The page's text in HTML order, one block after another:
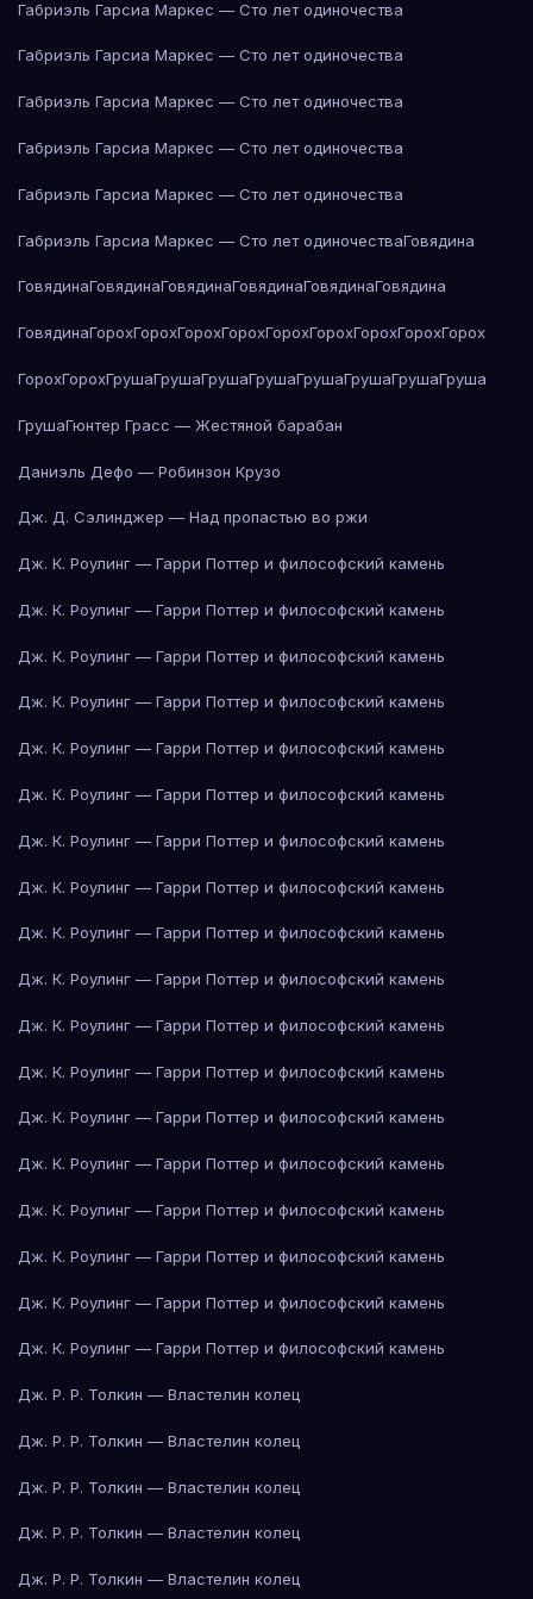
Габриэль Гарсиа Маркес — Сто лет одиночества
Габриэль Гарсиа Маркес — Сто лет одиночества
Габриэль Гарсиа Маркес — Сто лет одиночества
Габриэль Гарсиа Маркес — Сто лет одиночества
Габриэль Гарсиа Маркес — Сто лет одиночества
Габриэль Гарсиа Маркес — Сто лет одиночестваГовядина
ГовядинаГовядинаГовядинаГовядинаГовядинаГовядина
ГовядинаГорохГорохГорохГорохГорохГорохГорохГорохГорох
ГорохГорохГрушаГрушаГрушаГрушаГрушаГрушаГрушаГруша
ГрушаГюнтер Грасс — Жестяной барабан
Даниэль Дефо — Робинзон Крузо
Дж. Д. Сэлинджер — Над пропастью во ржи
Дж. К. Роулинг — Гарри Поттер и философский камень
Дж. К. Роулинг — Гарри Поттер и философский камень
Дж. К. Роулинг — Гарри Поттер и философский камень
Дж. К. Роулинг — Гарри Поттер и философский камень
Дж. К. Роулинг — Гарри Поттер и философский камень
Дж. К. Роулинг — Гарри Поттер и философский камень
Дж. К. Роулинг — Гарри Поттер и философский камень
Дж. К. Роулинг — Гарри Поттер и философский камень
Дж. К. Роулинг — Гарри Поттер и философский камень
Дж. К. Роулинг — Гарри Поттер и философский камень
Дж. К. Роулинг — Гарри Поттер и философский камень
Дж. К. Роулинг — Гарри Поттер и философский камень
Дж. К. Роулинг — Гарри Поттер и философский камень
Дж. К. Роулинг — Гарри Поттер и философский камень
Дж. К. Роулинг — Гарри Поттер и философский камень
Дж. К. Роулинг — Гарри Поттер и философский камень
Дж. К. Роулинг — Гарри Поттер и философский камень
Дж. К. Роулинг — Гарри Поттер и философский камень
Дж. Р. Р. Толкин — Властелин колец
Дж. Р. Р. Толкин — Властелин колец
Дж. Р. Р. Толкин — Властелин колец
Дж. Р. Р. Толкин — Властелин колец
Дж. Р. Р. Толкин — Властелин колец